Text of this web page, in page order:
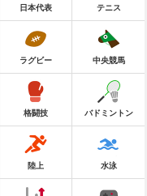
日本代表 テニス
ラグビー 中央競馬
格闘技 バドミントン
陸上 水泳